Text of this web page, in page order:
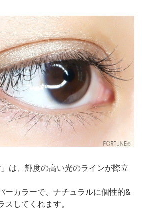
は、輝度の高い光のラインが際立
ーカラーで、ナチュラルに個性的&
してくれます。